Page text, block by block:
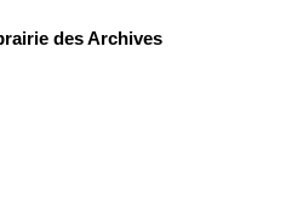
des Archives